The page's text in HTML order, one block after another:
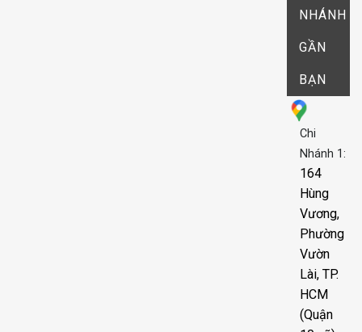
NHÁNH
GẦN
BẠN
Chi
Nhánh 1:
164
Hùng
Vương,
Phường
Vườn
Lài, TP.
HCM
(Quận